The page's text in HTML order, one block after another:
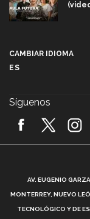
2026!
CAMBIAR IDIOMA
ES
Síguenos
AV. EUGENIO
MONTERREY, NUEVO
TECNOLÓGICO Y DE